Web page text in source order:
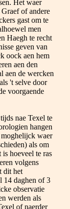
Het waer
of andere
gast om te
men
Haegh te recht
geven van
oock aen hem
aen den
aen de wercken
't selve door
voorgaende
nae Texel te
hangen
waer
als om
hoeveel te ras
volgens
dit het
14 daghen of 3
observatie
werden als
of naerder